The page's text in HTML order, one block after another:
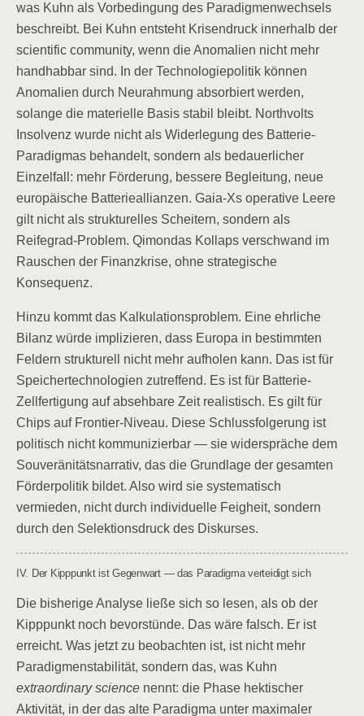
was Kuhn als Vorbedingung des Paradigmenwechsels
beschreibt. Bei Kuhn entsteht Krisendruck innerhalb der
scientific community, wenn die Anomalien nicht mehr
handhabbar sind. In der Technologiepolitik können
Anomalien durch Neurahmung absorbiert werden,
solange die materielle Basis stabil bleibt. Northvolts
Insolvenz wurde nicht als Widerlegung des Batterie-
Paradigmas behandelt, sondern als bedauerlicher
Einzelfall: mehr Förderung, bessere Begleitung, neue
europäische Batterieallianzen. Gaia-Xs operative Leere
gilt nicht als strukturelles Scheitern, sondern als
Reifegrad-Problem. Qimondas Kollaps verschwand im
Rauschen der Finanzkrise, ohne strategische
Konsequenz.
Hinzu kommt das Kalkulationsproblem. Eine ehrliche
Bilanz würde implizieren, dass Europa in bestimmten
Feldern strukturell nicht mehr aufholen kann. Das ist für
Speichertechnologien zutreffend. Es ist für Batterie-
Zellfertigung auf absehbare Zeit realistisch. Es gilt für
Chips auf Frontier-Niveau. Diese Schlussfolgerung ist
politisch nicht kommunizierbar — sie widerspräche dem
Souveränitätsnarrativ, das die Grundlage der gesamten
Förderpolitik bildet. Also wird sie systematisch
vermieden, nicht durch individuelle Feigheit, sondern
durch den Selektionsdruck des Diskurses.
IV. Der Kipppunkt ist Gegenwart — das Paradigma verteidigt sich
Die bisherige Analyse ließe sich so lesen, als ob der
Kipppunkt noch bevorstünde. Das wäre falsch. Er ist
erreicht. Was jetzt zu beobachten ist, ist nicht mehr
Paradigmenstabilität, sondern das, was Kuhn
extraordinary science nennt: die Phase hektischer
Aktivität, in der das alte Paradigma unter maximaler